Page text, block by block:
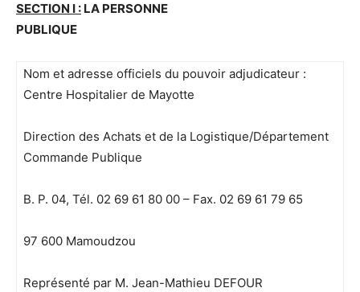
SECTION I : LA PERSONNE
PUBLIQUE
Nom et adresse officiels du pouvoir adjudicateur :
Centre Hospitalier de Mayotte
Direction des Achats et de la Logistique/Département
Commande Publique
B. P. 04, Tél. 02 69 61 80 00 – Fax. 02 69 61 79 65
97 600 Mamoudzou
Représenté par M. Jean-Mathieu DEFOUR